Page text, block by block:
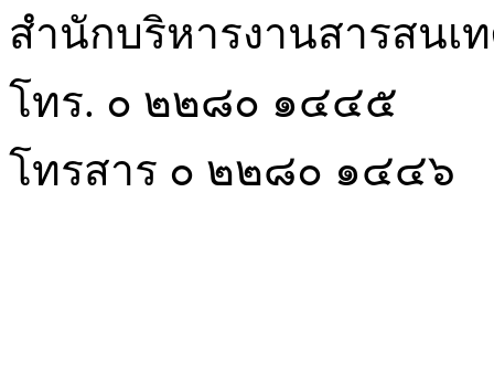
สำนักบริหารงานสารสนเ
โทร. ๐ ๒๒๘๐ ๑๔๔๕
โทรสาร ๐ ๒๒๘๐ ๑๔๔๖